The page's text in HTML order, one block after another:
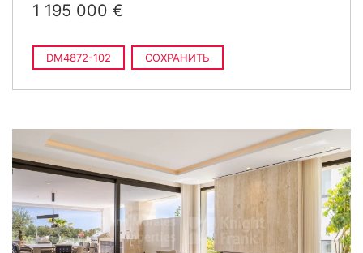
1 195 000 €
DM4872-102 СОХРАНИТЬ